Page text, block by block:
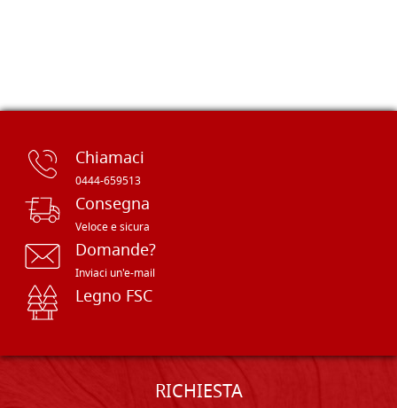
Chiamaci
0444-659513
Consegna
Veloce e sicura
Domande?
Inviaci un'e-mail
Legno FSC
RICHIESTA